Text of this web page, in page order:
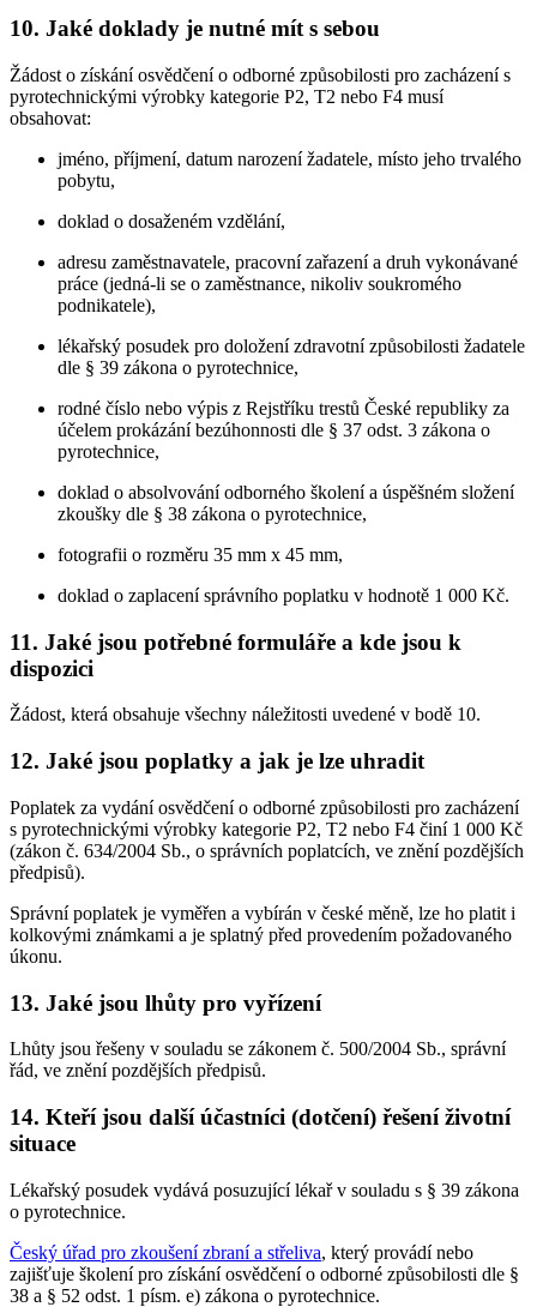
10. Jaké doklady je nutné mít s sebou
Žádost o získání osvědčení o odborné způsobilosti pro zacházení s
pyrotechnickými výrobky kategorie P2, T2 nebo F4 musí
obsahovat:
jméno, příjmení, datum narození žadatele, místo jeho trvalého
pobytu,
doklad o dosaženém vzdělání,
adresu zaměstnavatele, pracovní zařazení a druh vykonávané
práce (jedná-li se o zaměstnance, nikoliv soukromého
podnikatele),
lékařský posudek pro doložení zdravotní způsobilosti žadatele
dle § 39 zákona o pyrotechnice,
rodné číslo nebo výpis z Rejstříku trestů České republiky za
účelem prokázání bezúhonnosti dle § 37 odst. 3 zákona o
pyrotechnice,
doklad o absolvování odborného školení a úspěšném složení
zkoušky dle § 38 zákona o pyrotechnice,
fotografii o rozměru 35 mm x 45 mm,
doklad o zaplacení správního poplatku v hodnotě 1 000 Kč.
11. Jaké jsou potřebné formuláře a kde jsou k
dispozici
Žádost, která obsahuje všechny náležitosti uvedené v bodě 10.
12. Jaké jsou poplatky a jak je lze uhradit
Poplatek za vydání osvědčení o odborné způsobilosti pro zacházení
s pyrotechnickými výrobky kategorie P2, T2 nebo F4 činí 1 000 Kč
(zákon č. 634/2004 Sb., o správních poplatcích, ve znění pozdějších
předpisů).
Správní poplatek je vyměřen a vybírán v české měně, lze ho platit i
kolkovými známkami a je splatný před provedením požadovaného
úkonu.
13. Jaké jsou lhůty pro vyřízení
Lhůty jsou řešeny v souladu se zákonem č. 500/2004 Sb., správní
řád, ve znění pozdějších předpisů.
14. Kteří jsou další účastníci (dotčení) řešení životní
situace
Lékařský posudek vydává posuzující lékař v souladu s § 39 zákona
o pyrotechnice.
Český úřad pro zkoušení zbraní a střeliva, který provádí nebo
zajišťuje školení pro získání osvědčení o odborné způsobilosti dle §
38 a § 52 odst. 1 písm. e) zákona o pyrotechnice.